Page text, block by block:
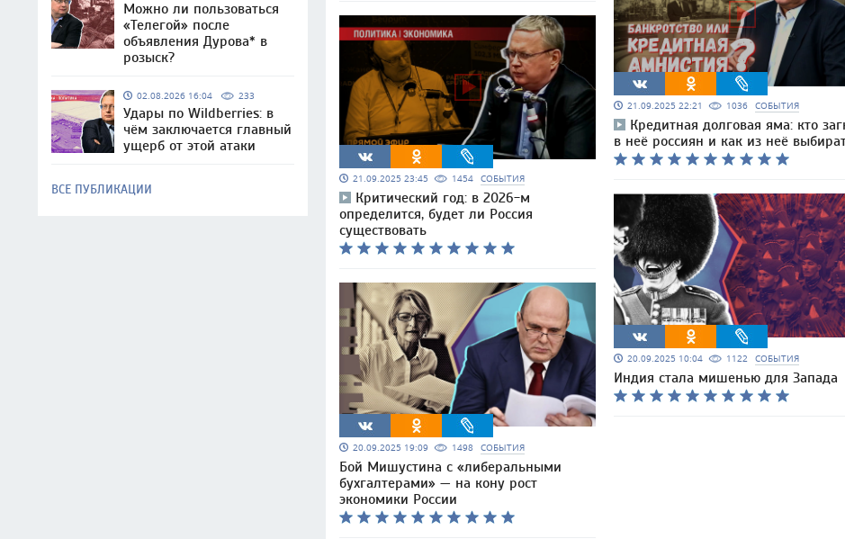
Можно ли пользоваться
«Телегой» после
объявления Дурова* в
розыск?
02.08.2026 16:04 233
Удары по Wildberries: в
чём заключается главный
ущерб от этой атаки
ВСЕ ПУБЛИКАЦИИ
21.09.2025 23:45 1454 СОБЫТИЯ
Критический год: в 2026-м
определится, будет ли Россия
существовать
20.09.2025 19:09 1498 СОБЫТИЯ
Бой Мишустина с «либеральными
бухгалтерами» — на кону рост
экономики России
21.09.2025 22:21 1036 СОБЫТИЯ
Кредитная долговая яма: кто
в неё россиян и как из неё
20.09.2025 10:04 1122 СОБЫТИЯ
Индия стала мишенью для Запада